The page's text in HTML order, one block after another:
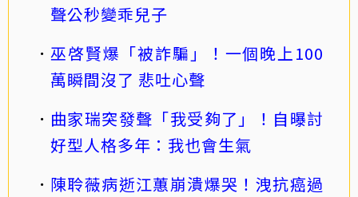
聲公秒變乖兒子
巫啓賢爆「被詐騙」！一個晚上100
萬瞬間沒了 悲吐心聲
曲家瑞突發聲「我受夠了」！自曝討
好型人格多年：我也會生氣
陳聆薇病逝江蕙崩潰爆哭！洩抗癌過